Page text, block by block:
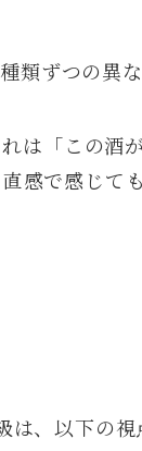
ずつの異な
れは「この酒
直感で感じて
、以下の視